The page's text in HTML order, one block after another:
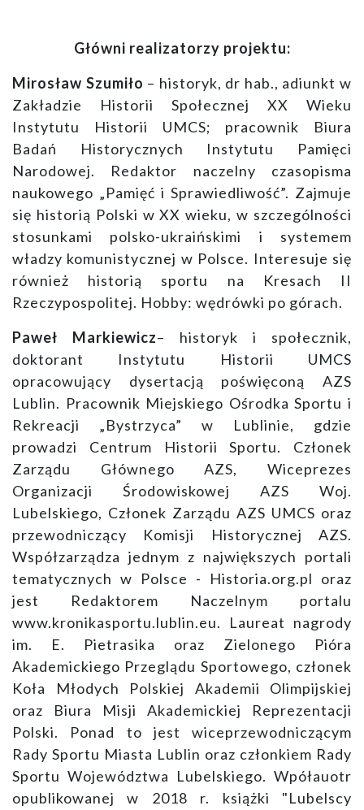
Główni realizatorzy projektu:
Mirosław Szumiło – historyk, dr hab., adiunkt w
Zakładzie Historii Społecznej XX Wieku
Instytutu Historii UMCS; pracownik Biura
Badań Historycznych Instytutu Pamięci
Narodowej. Redaktor naczelny czasopisma
naukowego „Pamięć i Sprawiedliwość”. Zajmuje
się historią Polski w XX wieku, w szczególności
stosunkami polsko-ukraińskimi i systemem
władzy komunistycznej w Polsce. Interesuje się
również historią sportu na Kresach II
Rzeczypospolitej. Hobby: wędrówki po górach.
Paweł Markiewicz– historyk i społecznik,
doktorant Instytutu Historii UMCS
opracowujący dysertacją poświęconą AZS
Lublin. Pracownik Miejskiego Ośrodka Sportu i
Rekreacji „Bystrzyca” w Lublinie, gdzie
prowadzi Centrum Historii Sportu. Członek
Zarządu Głównego AZS, Wiceprezes
Organizacji Środowiskowej AZS Woj.
Lubelskiego, Członek Zarządu AZS UMCS oraz
przewodniczący Komisji Historycznej AZS.
Współzarządza jednym z największych portali
tematycznych w Polsce - Historia.org.pl oraz
jest Redaktorem Naczelnym portalu
www.kronikasportu.lublin.eu. Laureat nagrody
im. E. Pietrasika oraz Zielonego Pióra
Akademickiego Przeglądu Sportowego, członek
Koła Młodych Polskiej Akademii Olimpijskiej
oraz Biura Misji Akademickiej Reprezentacji
Polski. Ponad to jest wiceprzewodniczącym
Rady Sportu Miasta Lublin oraz członkiem Rady
Sportu Województwa Lubelskiego. Wpółauotr
opublikowanej w 2018 r. książki "Lubelscy